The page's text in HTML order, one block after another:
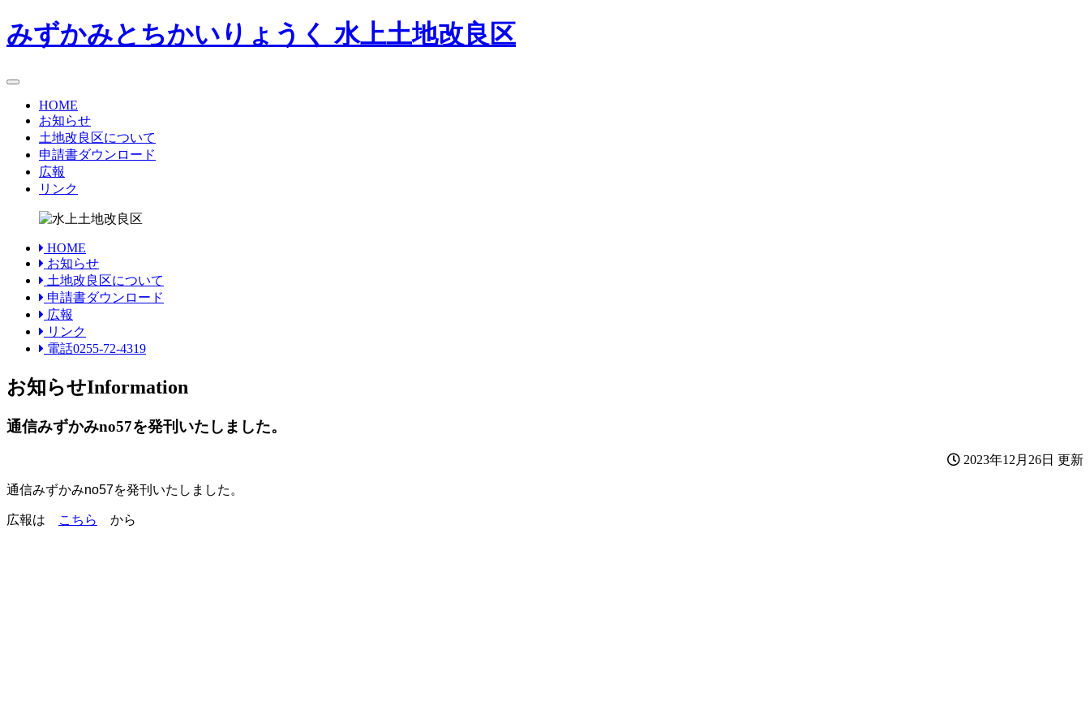
みずかみとちかいりょうく 水上土地改良区
toggle
navigation
HOME
お知らせ
土地改良区について
申請書ダウンロード
広報
リンク
HOME
お知らせ
土地改良区について
申請書ダウンロード
広報
リンク
電話0255-72-4319
お知らせInformation
通信みずかみno57を発刊いたしました。
2023年12月26日 更新
通信みずかみno57を発刊いたしました。
広報は こちら から